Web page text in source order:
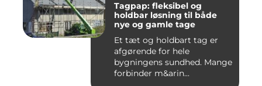
Tagpap: fleksibel og
holdbar løsning til både
nye og gamle tage
Et tæt og holdbart tag er
afgørende for hele
bygningens sundhed. Mange
forbinder m&arin...